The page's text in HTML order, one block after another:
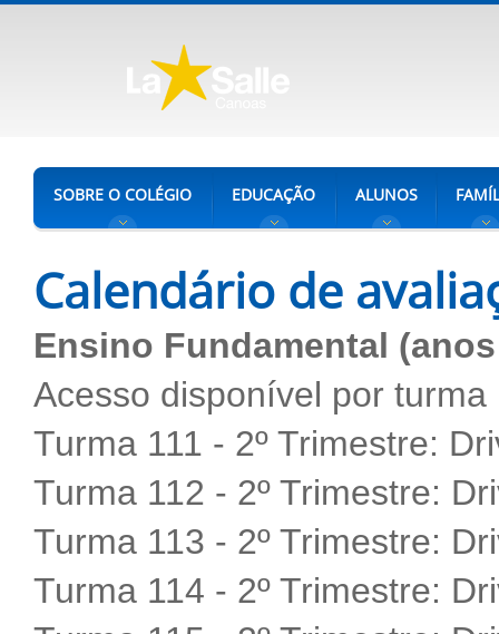
SOBRE O COLÉGIO EDUCAÇÃO ALUNOS
Calendário de
Ensino Fundamental
Acesso disponível por
Turma 111 - 2º Trimestre:
Turma 112 - 2º Trimestre:
Turma 113 - 2º Trimestre:
Turma 114 - 2º Trimestre: